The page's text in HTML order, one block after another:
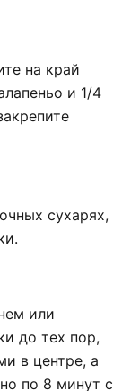
на край
и 1/4
сухарях,
или
до тех пор,
в центре, а
по 8 минут с